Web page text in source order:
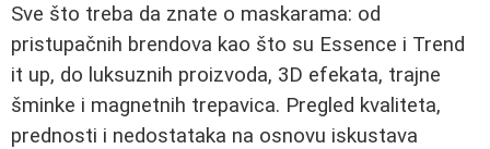
Sve što treba da znate o maskarama: od
pristupačnih brendova kao što su Essence i Trend
it up, do luksuznih proizvoda, 3D efekata, trajne
šminke i magnetnih trepavica. Pregled kvaliteta,
prednosti i nedostataka na osnovu iskustava